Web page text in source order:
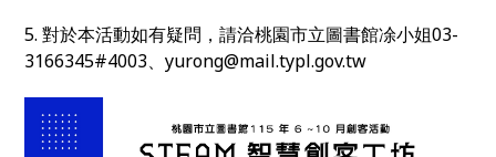
5. 對於本活動如有疑問，請洽桃園市立圖書館凃小姐03-
3166345#4003、yurong@mail.typl.gov.tw